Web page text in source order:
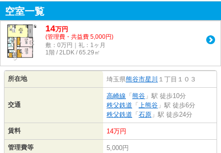
空室一覧
14万円
(管理費・共益費 5,000円)
敷：0万円｜礼：1ヶ月
1階 / 2LDK / 65.29㎡
所在地 埼玉県熊谷市星川 １丁目１０３
交通
高崎線 「 熊谷 」駅 徒歩10分
秩父鉄道 「 上熊谷 」駅 徒歩6分
秩父鉄道 「 石原 」駅 徒歩24分
賃料 14万円
管理費等 5,000円